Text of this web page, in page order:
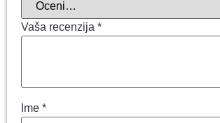
Vaša recenzija *
Ime *